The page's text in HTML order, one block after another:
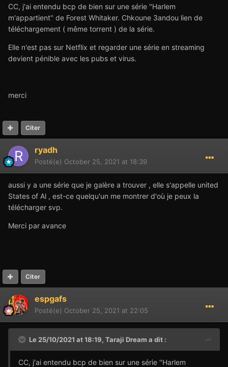
CC, j'ai entendu bcp de bien sur une série ''Harlem
m'appartient'' de Forest Whitaker. Chkoune 3andou lien de
téléchargement ( même torrent ) de la série.
Elle n'est pas sur Netflix et regarder une série en streaming
devient pénible avec les pubs et virus.
merci
Citer
ryadh
Posté(e) October 25, 2021 at 18:39
aussi y a une série que je galère a trouver , elle s'appelle united
States of Al , est-ce quelqu'un me montrer d'où je peux la
télécharger svp.
Merci par avance
Citer
espgafs
Posté(e) October 25, 2021 at 22:05
Le 25/10/2021 at 18:19, Taraji Dream a dit :
CC, j'ai entendu bcp de bien sur une série ''Harlem